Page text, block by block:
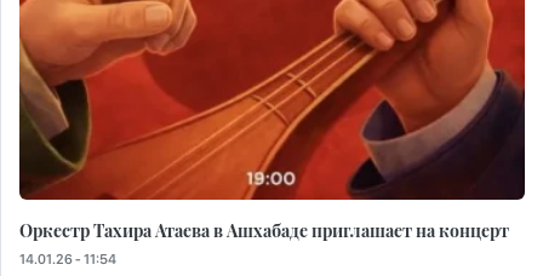
Оркестр Тахира Атаева в Ашхабаде приглашает на концерт
14.01.26 - 11:54